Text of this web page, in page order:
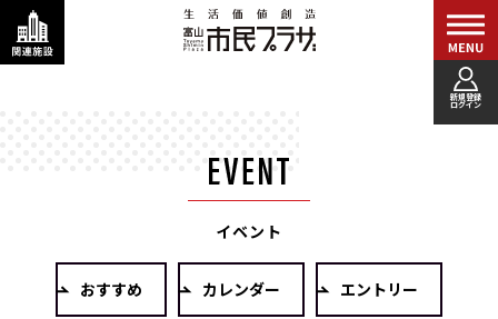
新規登録
ログイン
イベント
おすすめ カレンダー エントリー